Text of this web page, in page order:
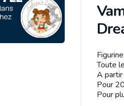
Toute
A
Pour
Pour